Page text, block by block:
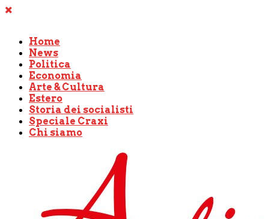
Home
News
Politica
Economia
Arte & Cultura
Estero
Storia dei socialisti
Speciale Craxi
Chi siamo